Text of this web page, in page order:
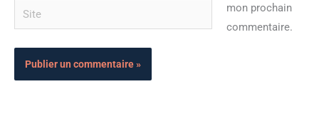
Site
mon prochain
commentaire.